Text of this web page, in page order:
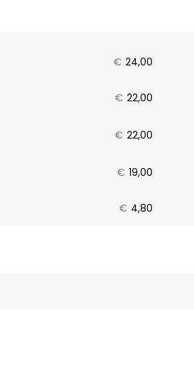
€ 24,00
€ 22,00
€ 22,00
€ 19,00
€ 4,80